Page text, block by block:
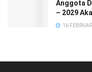
Anggota
– 2029
16